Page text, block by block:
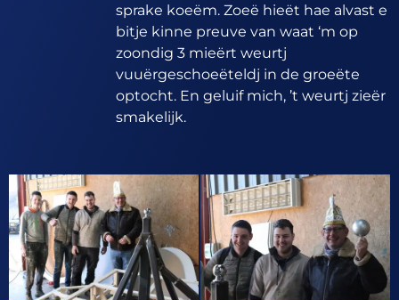
sprake koeëm. Zoeë hieët hae alvast e
bitje kinne preuve van waat ‘m op
zoondig 3 mieërt weurtj
vuuërgeschoeëteldj in de groeëte
optocht. En geluif mich, ’t weurtj zieër
smakelijk.